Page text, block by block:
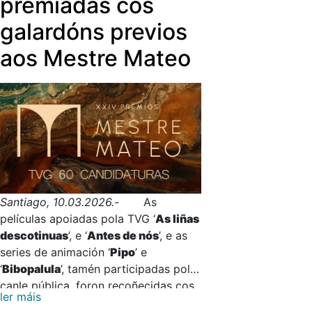
galardóns previos
aos Mestre Mateo
Santiago, 10.03.2026.- As
películas apoiadas pola TVG ‘As liñas
descotinuas’, e ‘Antes de nós’, e as
series de animación ‘Pipo’ e
‘Bibopalula’, tamén participadas pola
canle pública, foron recoñecidas cos
premios especiais dos Mestre Mateo,
ler máis